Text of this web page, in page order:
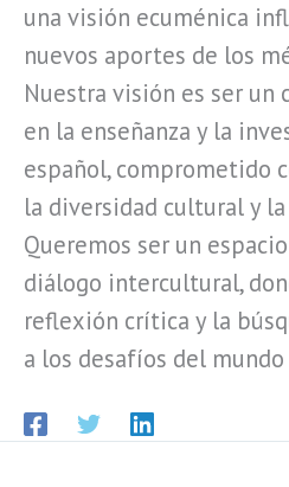
una visión ecuménica
nuevos aportes de los
Nuestra visión es ser un
en la enseñanza y la
español, comprometido
la diversidad cultural y
Queremos ser un
diálogo intercultural,
reflexión crítica y la
a los desafíos del mundo